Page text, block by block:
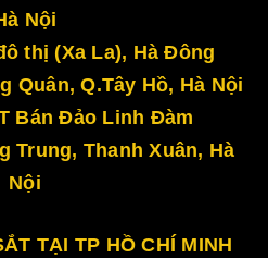
Nội
thị (Xa La), Hà Đông
Quân, Q.Tây Hồ, Hà Nội
Bán Đảo Linh Đàm
Trung, Thanh Xuân, Hà
Nội
TẠI TP HỒ CHÍ MINH